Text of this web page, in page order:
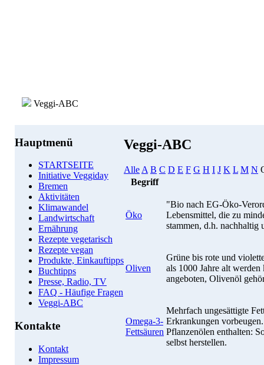
Veggi-ABC
Hauptmenü
STARTSEITE
Initiative Veggiday
Bremen
Aktivitäten
Klimawandel
Landwirtschaft
Ernährung
Rezepte vegetarisch
Rezepte vegan
Produkte, Einkauftipps
Buchtipps
Presse, Radio, TV
FAQ - Häufige Fragen
Veggi-ABC
Kontakte
Kontakt
Impressum
Veggi-ABC
Alle A B C D E F G H I J K L M N
Begriff
Öko
"Bio nach EG-Öko-
Lebensmittel, die zu
stammen, d.h. nachhaltig
Oliven
Grüne bis rote und
als 1000 Jahre alt
angeboten, Olivenöl
Omega-3-
Fettsäuren
Mehrfach ungesättigte
Erkrankungen
Pflanzenölen enthalten:
selbst herstellen.